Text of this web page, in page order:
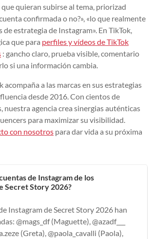
quieran subirse al tema, priorizad
confirmada o no?», «lo que realmente
de estrategia de Instagram». En TikTok,
que para perfiles y vídeos de TikTok
: gancho claro, prueba visible, comentario
si una información cambia.
a las marcas en sus estrategias
desde 2016. Con cientos de
nuestra agencia crea sinergias auténticas
para maximizar su visibilidad.
con nosotros para dar vida a su próxima
de Instagram de los
Secret Story 2026?
Instagram de Secret Story 2026 han
@mags_df (Maguette), @azadf___
(Greta), @paola_cavalli (Paola),